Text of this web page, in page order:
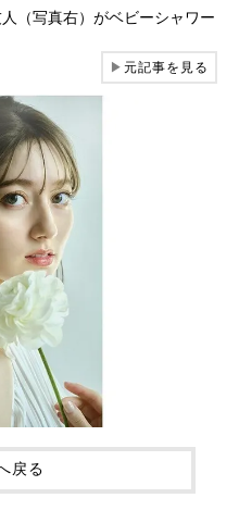
（写真右）がベビーシャワー
▶元記事を見る
戻る